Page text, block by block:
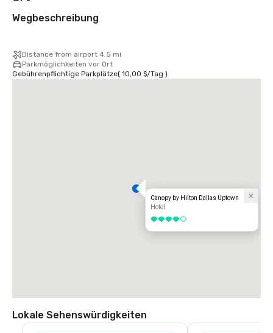
Wegbeschreibung
Distance from airport 4.5 mi
Parkmöglichkeiten vor Ort
Gebührenpflichtige Parkplätze( 10,00 $/Tag )
Canopy by Hilton Dallas Uptown
Hotel
4 von 5
Lokale Sehenswürdigkeiten